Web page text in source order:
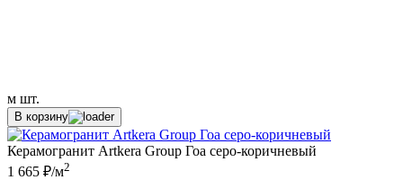
м шт.
В корзину
Керамогранит Artkera Group Гоа серо-коричневый
1 665 ₽/м2